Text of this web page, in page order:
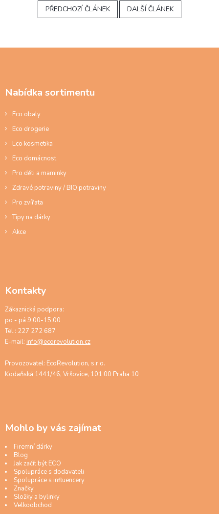
PŘEDCHOZÍ ČLÁNEK DALŠÍ ČLÁNEK
Nabídka sortimentu
Eco obaly
Eco drogerie
Eco kosmetika
Eco domácnost
Pro děti a maminky
Zdravé potraviny / BIO potraviny
Pro zvířata
Tipy na dárky
Akce
Kontakty
Zákaznická podpora:
po - pá 9:00-15:00
Tel.: 227 272 687
E-mail: info@ecorevolution.cz
Provozovatel: EcoRevolution, s.r.o.
Kodaňská 1441/46, Vršovice, 101 00 Praha 10
Mohlo by vás zajímat
Firemní dárky
Blog
Jak začít být ECO
Spolupráce s dodavateli
Spolupráce s influencery
Značky
Složky a bylinky
Velkoobchod